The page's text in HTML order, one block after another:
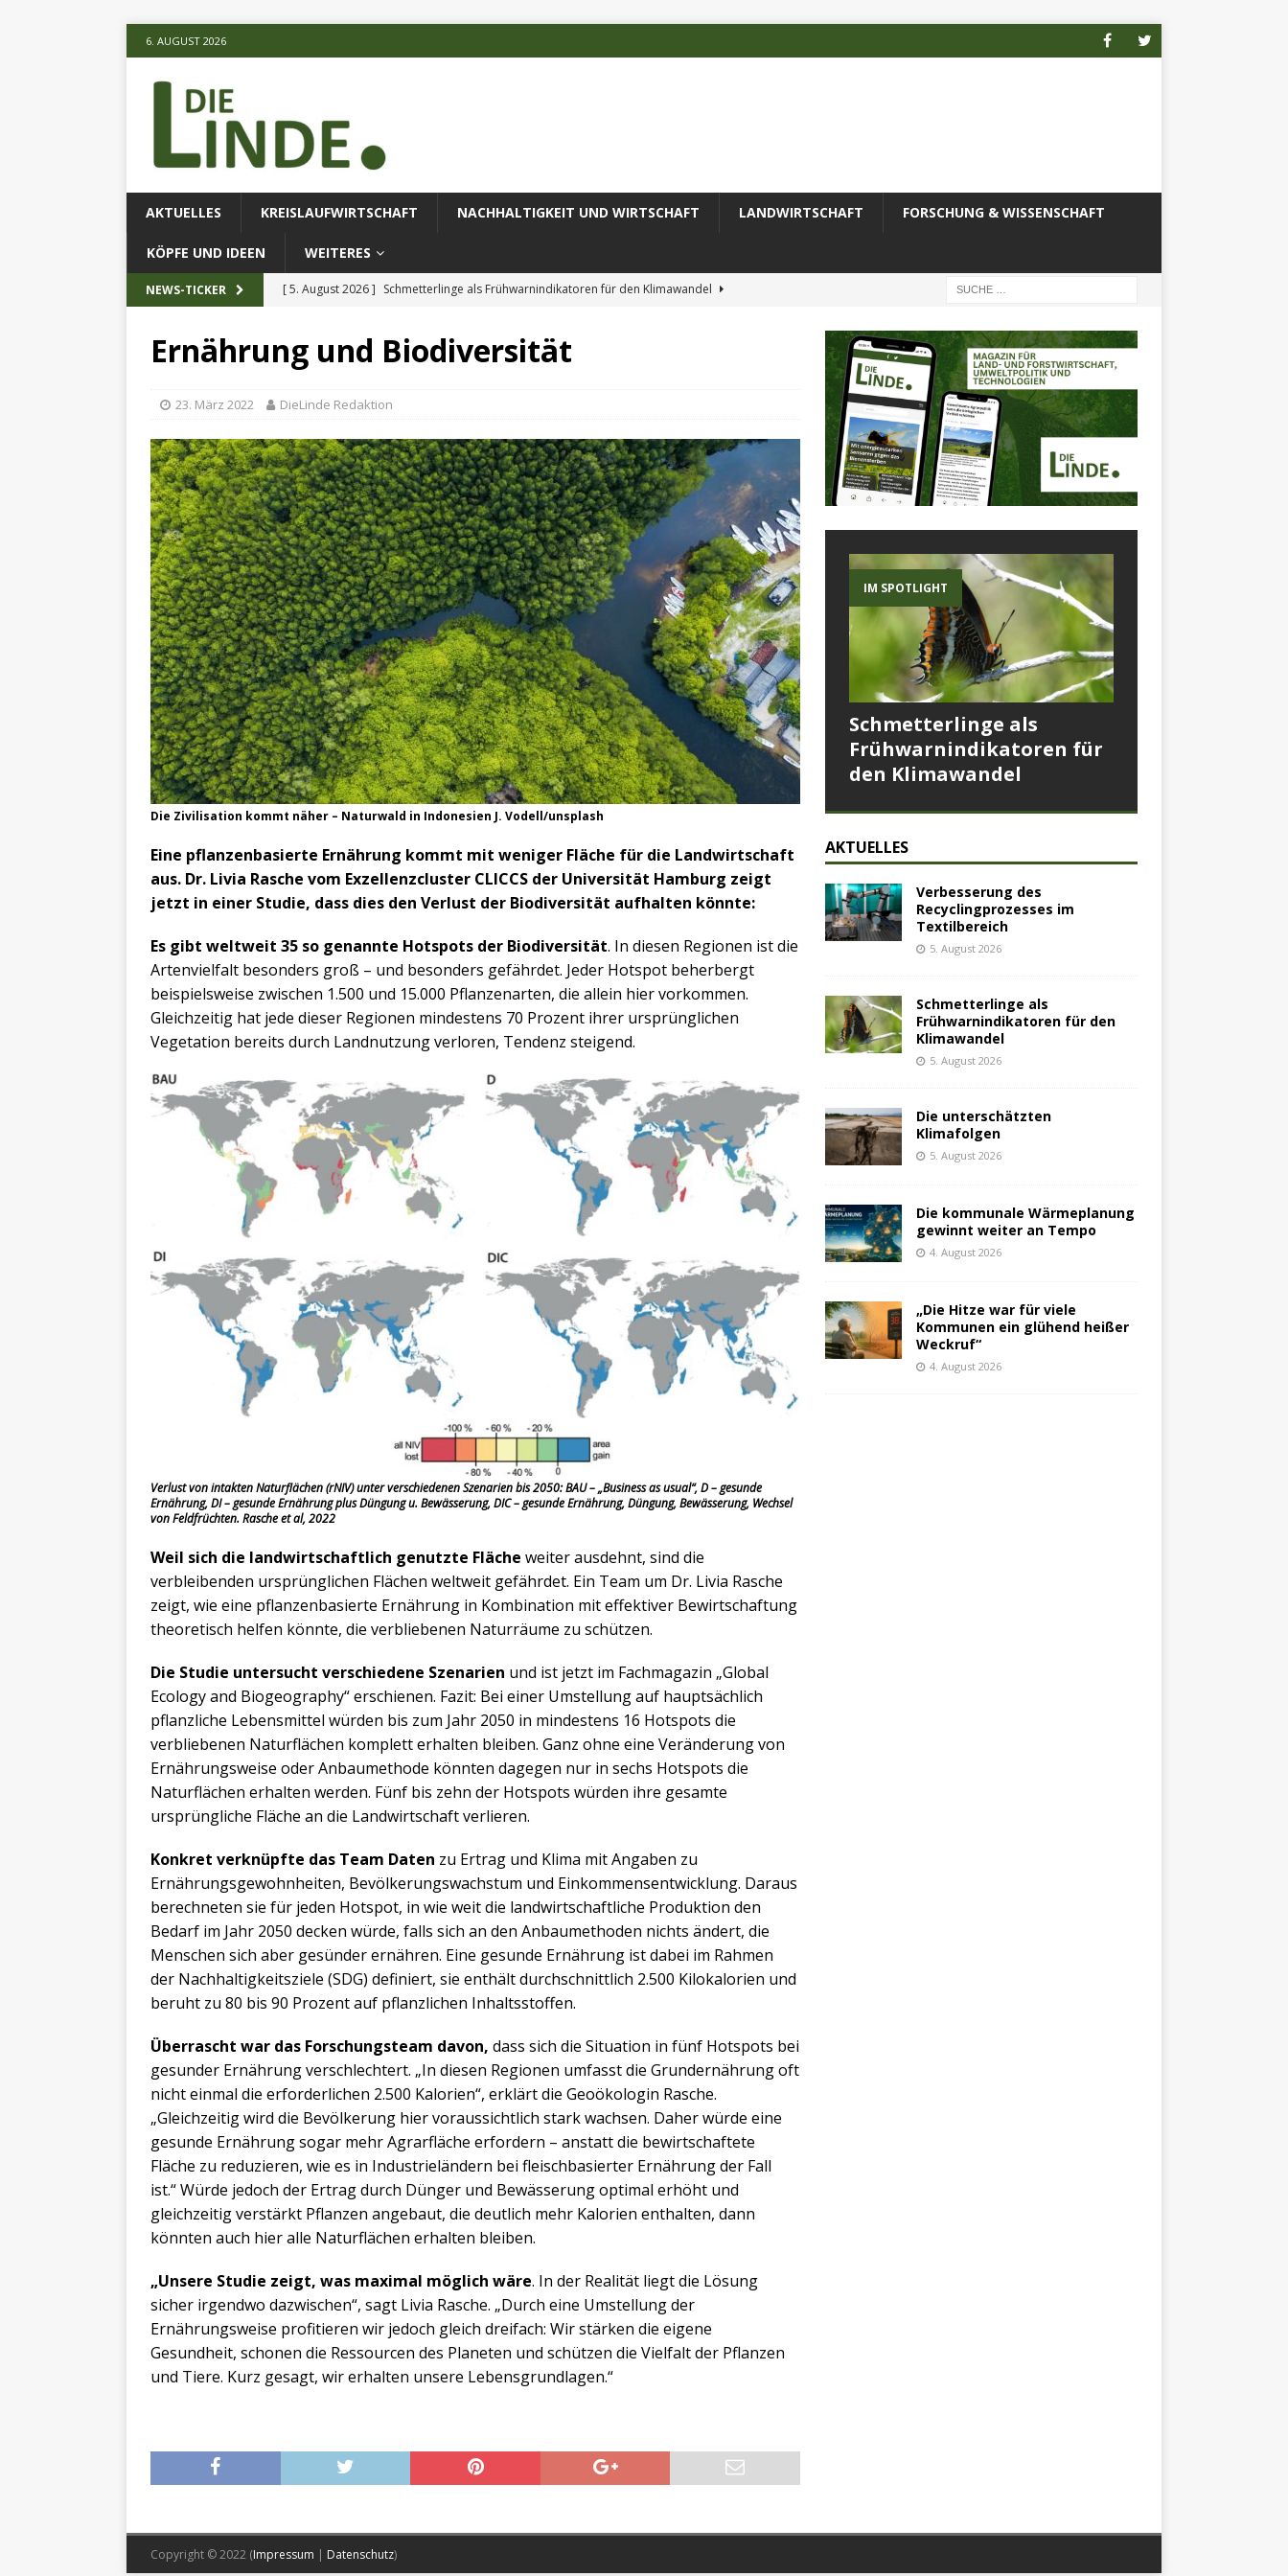
6. AUGUST 2026
AKTUELLES KREISLAUFWIRTSCHAFT NACHHALTIGKEIT UND WIRTSCHAFT LANDWIRTSCHAFT FORSCHUNG & WISSENSCHAFT
KÖPFE UND IDEEN WEITERES
NEWS-TICKER [ 5. August 2026 ] Schmetterlinge als Frühwarnindikatoren für den Klimawandel
[ 5. August 2026 ]
Die unterschätzten Klimafolgen
AKTUELLES
Ernährung und Biodiversität
23. März 2022 DieLinde Redaktion
Die Zivilisation kommt näher – Naturwald in Indonesien J. Vodell/unsplash
Eine pflanzenbasierte Ernährung kommt mit weniger Fläche für die Landwirtschaft
aus. Dr. Livia Rasche vom Exzellenzcluster CLICCS der Universität Hamburg zeigt
jetzt in einer Studie, dass dies den Verlust der Biodiversität aufhalten könnte:
Es gibt weltweit 35 so genannte Hotspots der Biodiversität. In diesen Regionen ist die
Artenvielfalt besonders groß – und besonders gefährdet. Jeder Hotspot beherbergt
beispielsweise zwischen 1.500 und 15.000 Pflanzenarten, die allein hier vorkommen.
Gleichzeitig hat jede dieser Regionen mindestens 70 Prozent ihrer ursprünglichen
Vegetation bereits durch Landnutzung verloren, Tendenz steigend.
Verlust von intakten Naturflächen (rNIV) unter verschiedenen Szenarien bis 2050: BAU – „Business as usual“, D – gesunde
Ernährung, DI – gesunde Ernährung plus Düngung u. Bewässerung, DIC – gesunde Ernährung, Düngung, Bewässerung, Wechsel
von Feldfrüchten. Rasche et al, 2022
Weil sich die landwirtschaftlich genutzte Fläche weiter ausdehnt, sind die
verbleibenden ursprünglichen Flächen weltweit gefährdet. Ein Team um Dr. Livia Rasche
zeigt, wie eine pflanzenbasierte Ernährung in Kombination mit effektiver Bewirtschaftung
theoretisch helfen könnte, die verbliebenen Naturräume zu schützen.
Die Studie untersucht verschiedene Szenarien und ist jetzt im Fachmagazin „Global
Ecology and Biogeography“ erschienen. Fazit: Bei einer Umstellung auf hauptsächlich
pflanzliche Lebensmittel würden bis zum Jahr 2050 in mindestens 16 Hotspots die
verbliebenen Naturflächen komplett erhalten bleiben. Ganz ohne eine Veränderung von
Ernährungsweise oder Anbaumethode könnten dagegen nur in sechs Hotspots die
Naturflächen erhalten werden. Fünf bis zehn der Hotspots würden ihre gesamte
ursprüngliche Fläche an die Landwirtschaft verlieren.
Konkret verknüpfte das Team Daten zu Ertrag und Klima mit Angaben zu
Ernährungsgewohnheiten, Bevölkerungswachstum und Einkommensentwicklung. Daraus
berechneten sie für jeden Hotspot, in wie weit die landwirtschaftliche Produktion den
Bedarf im Jahr 2050 decken würde, falls sich an den Anbaumethoden nichts ändert, die
Menschen sich aber gesünder ernähren. Eine gesunde Ernährung ist dabei im Rahmen
der Nachhaltigkeitsziele (SDG) definiert, sie enthält durchschnittlich 2.500 Kilokalorien und
beruht zu 80 bis 90 Prozent auf pflanzlichen Inhaltsstoffen.
Überrascht war das Forschungsteam davon, dass sich die Situation in fünf Hotspots bei
gesunder Ernährung verschlechtert. „In diesen Regionen umfasst die Grundernährung oft
nicht einmal die erforderlichen 2.500 Kalorien“, erklärt die Geoökologin Rasche.
„Gleichzeitig wird die Bevölkerung hier voraussichtlich stark wachsen. Daher würde eine
gesunde Ernährung sogar mehr Agrarfläche erfordern – anstatt die bewirtschaftete
Fläche zu reduzieren, wie es in Industrieländern bei fleischbasierter Ernährung der Fall
ist.“ Würde jedoch der Ertrag durch Dünger und Bewässerung optimal erhöht und
gleichzeitig verstärkt Pflanzen angebaut, die deutlich mehr Kalorien enthalten, dann
könnten auch hier alle Naturflächen erhalten bleiben.
„Unsere Studie zeigt, was maximal möglich wäre. In der Realität liegt die Lösung
sicher irgendwo dazwischen“, sagt Livia Rasche. „Durch eine Umstellung der
Ernährungsweise profitieren wir jedoch gleich dreifach: Wir stärken die eigene
Gesundheit, schonen die Ressourcen des Planeten und schützen die Vielfalt der Pflanzen
und Tiere. Kurz gesagt, wir erhalten unsere Lebensgrundlagen.“
IM SPOTLIGHT
Schmetterlinge als
Frühwarnindikatoren für
den Klimawandel
AKTUELLES
Verbesserung des
Recyclingprozesses im
Textilbereich
5. August 2026
Schmetterlinge als
Frühwarnindikatoren für den
Klimawandel
5. August 2026
Die unterschätzten
Klimafolgen
5. August 2026
Die kommunale Wärmeplanung
gewinnt weiter an Tempo
4. August 2026
„Die Hitze war für viele
Kommunen ein glühend heißer
Weckruf“
4. August 2026
Copyright © 2022 (Impressum | Datenschutz)